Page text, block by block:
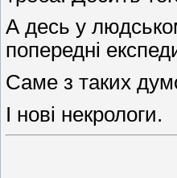
А десь у
попередні
Саме з таких
І нові некрологи.